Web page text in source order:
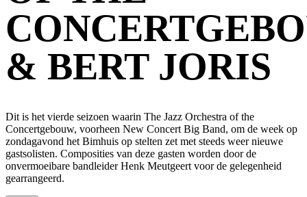
& BERT JORIS
Dit is het vierde seizoen waarin The Jazz Orchestra of the
Concertgebouw, voorheen New Concert Big Band, om de week op
zondagavond het Bimhuis op stelten zet met steeds weer nieuwe
gastsolisten. Composities van deze gasten worden door de
onvermoeibare bandleider Henk Meutgeert voor de gelegenheid
gearrangeerd.